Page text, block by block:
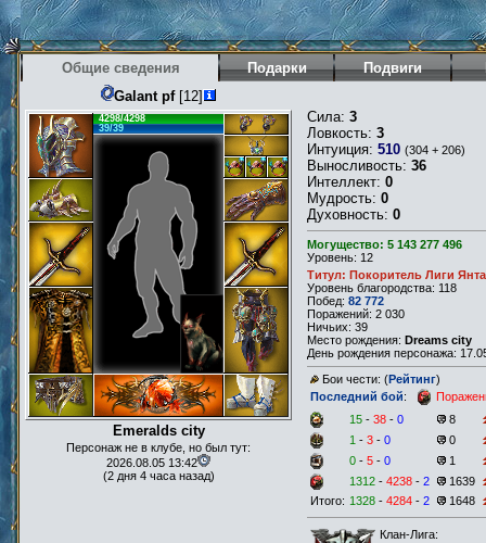
Общие сведения Подарки Подвиги
Galant pf[12]
4298/4298
39/39
Emeralds city
Персонаж не в клубе, но был тут:
2026.08.05 13:42
(2 дня 4 часа назад)
Сила: 3
Ловкость: 3
Интуиция: 510 (304 + 206)
Выносливость: 36
Интеллект: 0
Мудрость: 0
Духовность: 0
Могущество: 5 143 277 496
Уровень: 12
Титул: Покоритель Лиги
Уровень благородства: 118
Побед: 82 772
Поражений: 2 030
Ничьих: 39
Место рождения: Dreams city
День рождения персонажа:
Бои чести: (Рейтинг)
Последний бой:
15 - 38 - 0
8
1 - 3 - 0
0
0 - 5 - 0
1
1312 - 4238 - 2
1639
Итого: 1328 - 4284 - 2 1648
Клан-Лига: